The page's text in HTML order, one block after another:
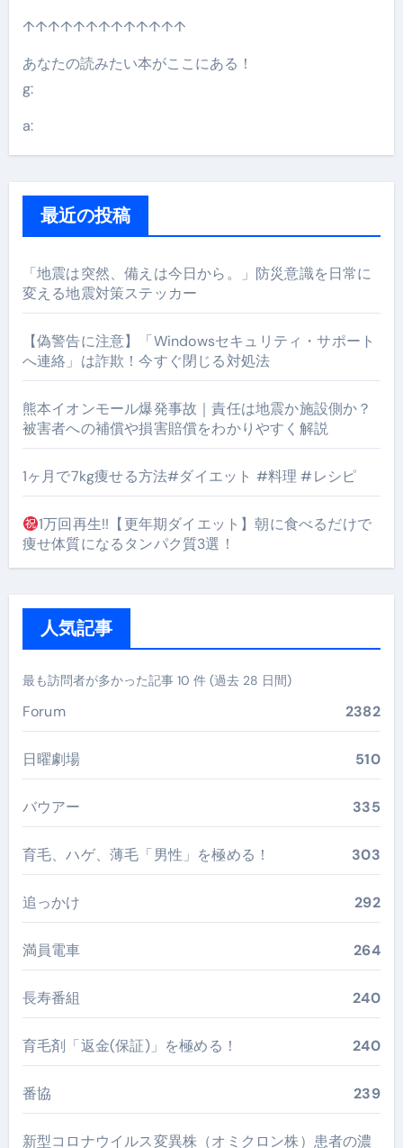
↑↑↑↑↑↑↑↑↑↑↑↑↑
あなたの読みたい本がここにある！
g:
a:
最近の投稿
「地震は突然、備えは今日から。」防災意識を日常に
変える地震対策ステッカー
【偽警告に注意】「Windowsセキュリティ・サポート
へ連絡」は詐欺！今すぐ閉じる対処法
熊本イオンモール爆発事故｜責任は地震か施設側か？
被害者への補償や損害賠償をわかりやすく解説
1ヶ月で7kg痩せる方法#ダイエット #料理 #レシピ
1万回再生!!【更年期ダイエット】朝に食べるだけで
痩せ体質になるタンパク質3選！
人気記事
最も訪問者が多かった記事 10 件 (過去 28 日間)
Forum 2382
日曜劇場 510
バウアー 335
育毛、ハゲ、薄毛「男性」を極める！ 303
追っかけ 292
満員電車 264
長寿番組 240
育毛剤「返金(保証)」を極める！ 240
番協 239
新型コロナウイルス変異株（オミクロン株）患者の濃